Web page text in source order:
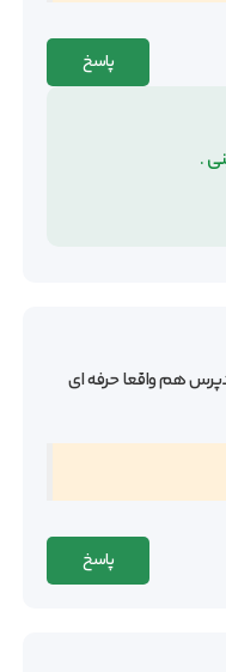
پاسخ
.
هم واقعا حرفه ای
پاسخ